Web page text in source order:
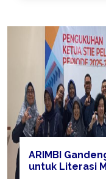
ARIMBI
untuk Literasi